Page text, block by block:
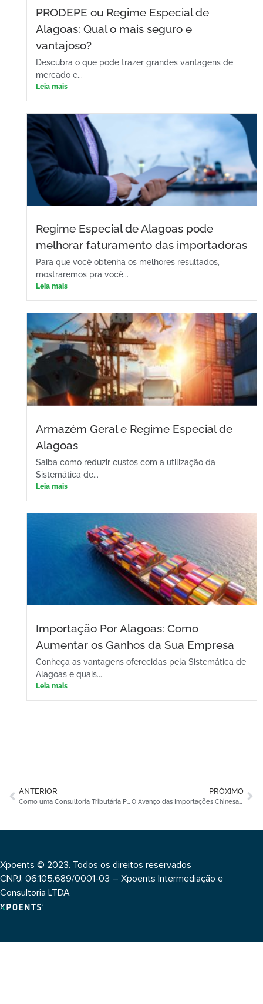
PRODEPE ou Regime Especial de
Alagoas: Qual o mais seguro e
vantajoso?
Descubra o que pode trazer grandes vantagens de
mercado e...
Leia mais
Regime Especial de Alagoas pode
melhorar faturamento das importadoras
Para que você obtenha os melhores resultados,
mostraremos pra você...
Leia mais
Armazém Geral e Regime Especial de
Alagoas
Saiba como reduzir custos com a utilização da
Sistemática de...
Leia mais
Importação Por Alagoas: Como
Aumentar os Ganhos da Sua Empresa
Conheça as vantagens oferecidas pela Sistemática de
Alagoas e quais...
Leia mais
ANTERIOR
Como uma Consultoria Tributária Pode Transformar sua Estratégia de Importação
PRÓXIMO
O Avanço das Importações Chinesas: Como Proteger Sua Empresa em Meio à Nova Concorrência
Xpoents © 2023. Todos os direitos reservados
CNPJ: 06.105.689/0001-03 – Xpoents Intermediação e
Consultoria LTDA